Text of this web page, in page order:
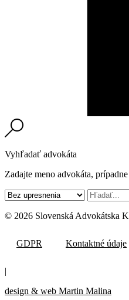
Vyhľadať advokáta
Zadajte meno advokáta,
© 2026 Slovenská Advokátska
GDPR Kontaktné údaje
|
design & web Martin Malina